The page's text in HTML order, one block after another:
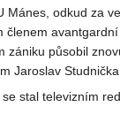
Mánes, odkud za
členem
zániku působil
Jaroslav Studnička.
stal televizním